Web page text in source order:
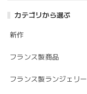
カテゴリから選ぶ
新作
フランス製商品
フランス製ランジェリー